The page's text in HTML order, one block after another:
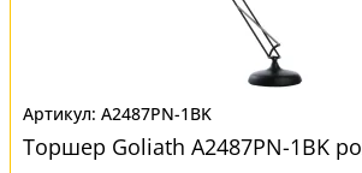
A2487PN-1BK
Торшер Goliath A2487PN-1BK